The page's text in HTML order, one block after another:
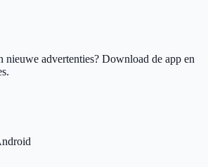
nieuwe advertenties? Download de app en